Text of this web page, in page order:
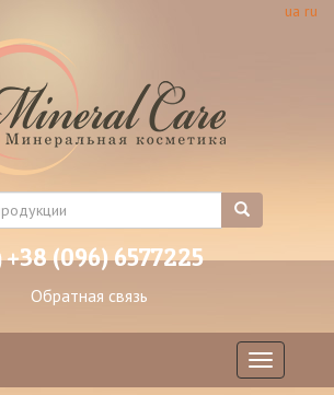
ua ru
+38 (096) 6577225
Обратная связь
Toggle
navigation